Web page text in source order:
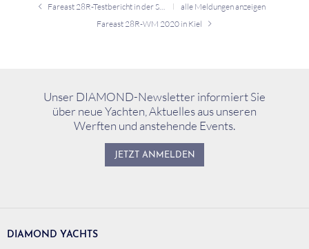
Fareast 28R-Testbericht in der Segler-Zeitung
alle Meldungen anzeigen
Fareast 28R-WM 2020 in Kiel
Unser DIAMOND-Newsletter informiert Sie
über neue Yachten, Aktuelles aus unseren
Werften und anstehende Events.
JETZT ANMELDEN
DIAMOND YACHTS